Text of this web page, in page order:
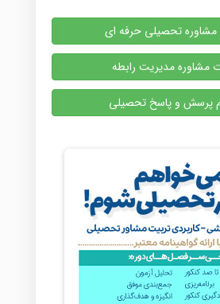
تحصیلی حرفه ای
مشاوره مدیریت رابطه
پرسش و پاسخ تحصیلی